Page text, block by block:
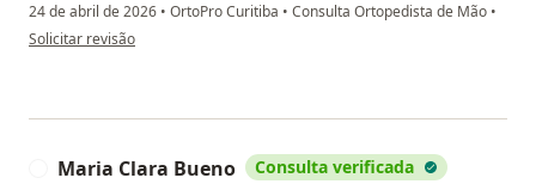
24 de abril de 2026 • OrtoPro Curitiba • Consulta Ortopedista de Mão •
na opinião do utilizador H T
Solicitar revisão
Maria Clara Bueno Consulta verificada